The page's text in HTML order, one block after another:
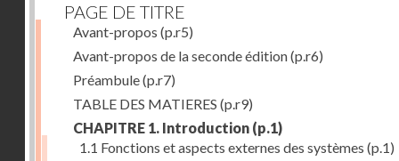
PAGE DE TITRE
Avant-propos (p.r5)
Avant-propos de la seconde édition(p.r6)
Préambule(p.r7)
TABLE DES MATIERES (p.r9)
CHAPITRE 1. Introduction (p.1)
1.1 Fonctions et aspects externes des systèmes (p.1)